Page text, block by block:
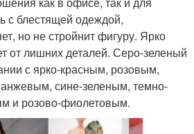
с блестящей одеждой,
но не стройнит фигуру. Ярко
от лишних деталей. Серо-зеленый
с ярко-красным, розовым,
сине-зеленым, темно-
и розово-фиолетовым.